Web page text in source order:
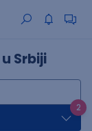
Srbiji
2